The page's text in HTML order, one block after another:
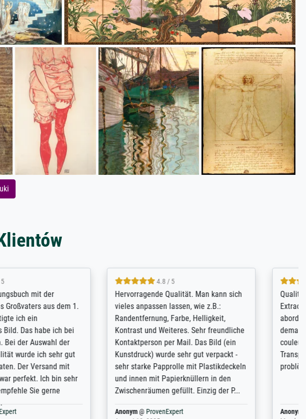
Qualität. Man kann sich
anpassen lassen, wie z.B.:
Farbe, Helligkeit,
und Weiteres. Sehr freundliche
per Mail. Das Bild (ein
wurde sehr gut verpackt -
Papprolle mit Plastikdeckeln
mit Papierknüllern in den
gefüllt. Einzig der P...
@ProvenExpert
Qualité absolument irréprochable.
Extraordinaire diversité des thèmes
abordés et personnalisation des
demandes (recadrage, réajustement des
couleurs). Relation clientèle parfaite.
Transport, réception sans aucun
problème. Merci à toute l'équipe ! Hervé
Anonym@ProvenExpert